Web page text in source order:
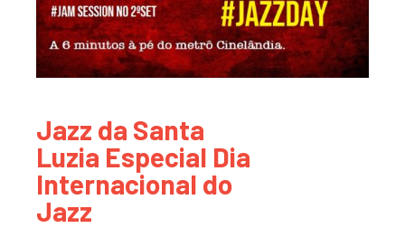
Jazz da Santa
Luzia Especial Dia
Internacional do
Jazz